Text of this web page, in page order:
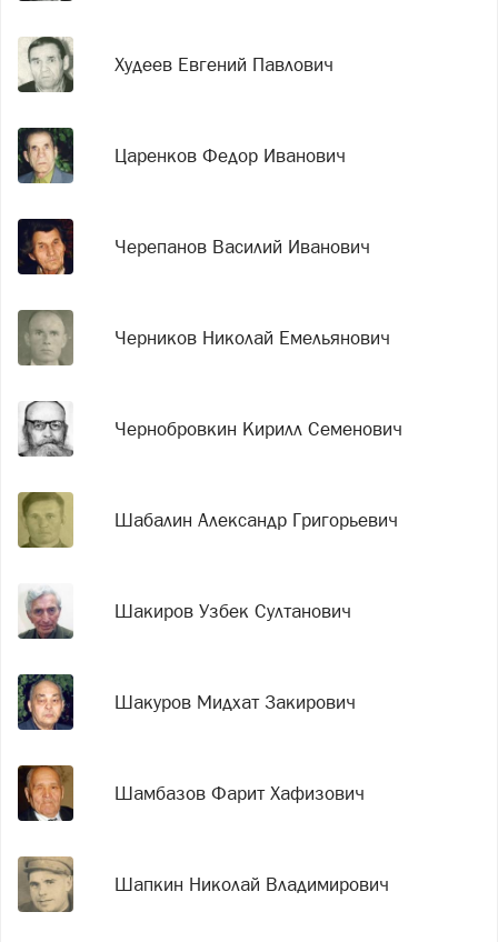
Худеев Евгений Павлович
Царенков Федор Иванович
Черепанов Василий Иванович
Черников Николай Емельянович
Чернобровкин Кирилл Семенович
Шабалин Александр Григорьевич
Шакиров Узбек Султанович
Шакуров Мидхат Закирович
Шамбазов Фарит Хафизович
Шапкин Николай Владимирович